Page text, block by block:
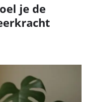
je de